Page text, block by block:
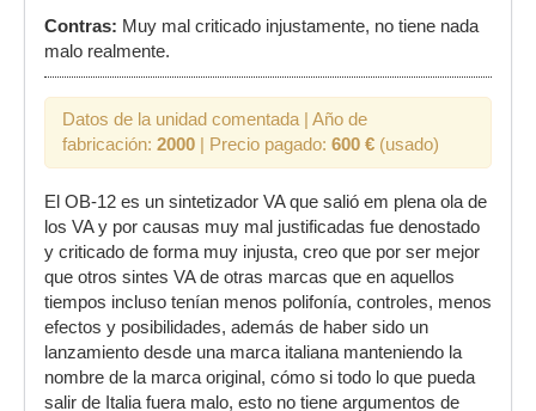
Contras: Muy mal criticado injustamente, no tiene nada
malo realmente.
Datos de la unidad comentada | Año de
fabricación: 2000 | Precio pagado: 600 € (usado)
El OB-12 es un sintetizador VA que salió em plena ola de
los VA y por causas muy mal justificadas fue denostado
y criticado de forma muy injusta, creo que por ser mejor
que otros sintes VA de otras marcas que en aquellos
tiempos incluso tenían menos polifonía, controles, menos
efectos y posibilidades, además de haber sido un
lanzamiento desde una marca italiana manteniendo la
nombre de la marca original, cómo si todo lo que pueda
salir de Italia fuera malo, esto no tiene argumentos de